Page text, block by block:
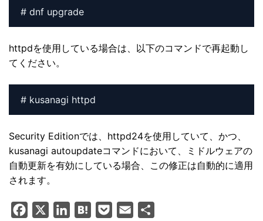
# dnf upgrade
httpdを使用している場合は、以下のコマンドで再起動し
てください。
# kusanagi httpd
Security Editionでは、httpd24を使用していて、かつ、
kusanagi autoupdateコマンドにおいて、ミドルウェアの
自動更新を有効にしている場合、この修正は自動的に適用
されます。